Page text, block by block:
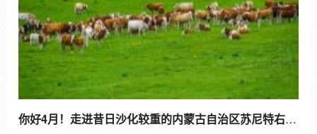
你好4月！走进昔日沙化较重的内蒙古自治区苏尼特右旗，草原虽未变绿，但高